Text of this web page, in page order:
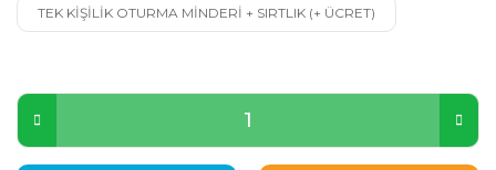
TEK KİŞİLİK OTURMA MİNDERİ + SIRTLIK (+ ÜCRET)